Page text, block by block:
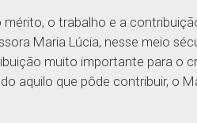
mérito, o trabalho e a
Maria Lúcia, nesse meio
muito importante para o
aquilo que pôde contribuir, o